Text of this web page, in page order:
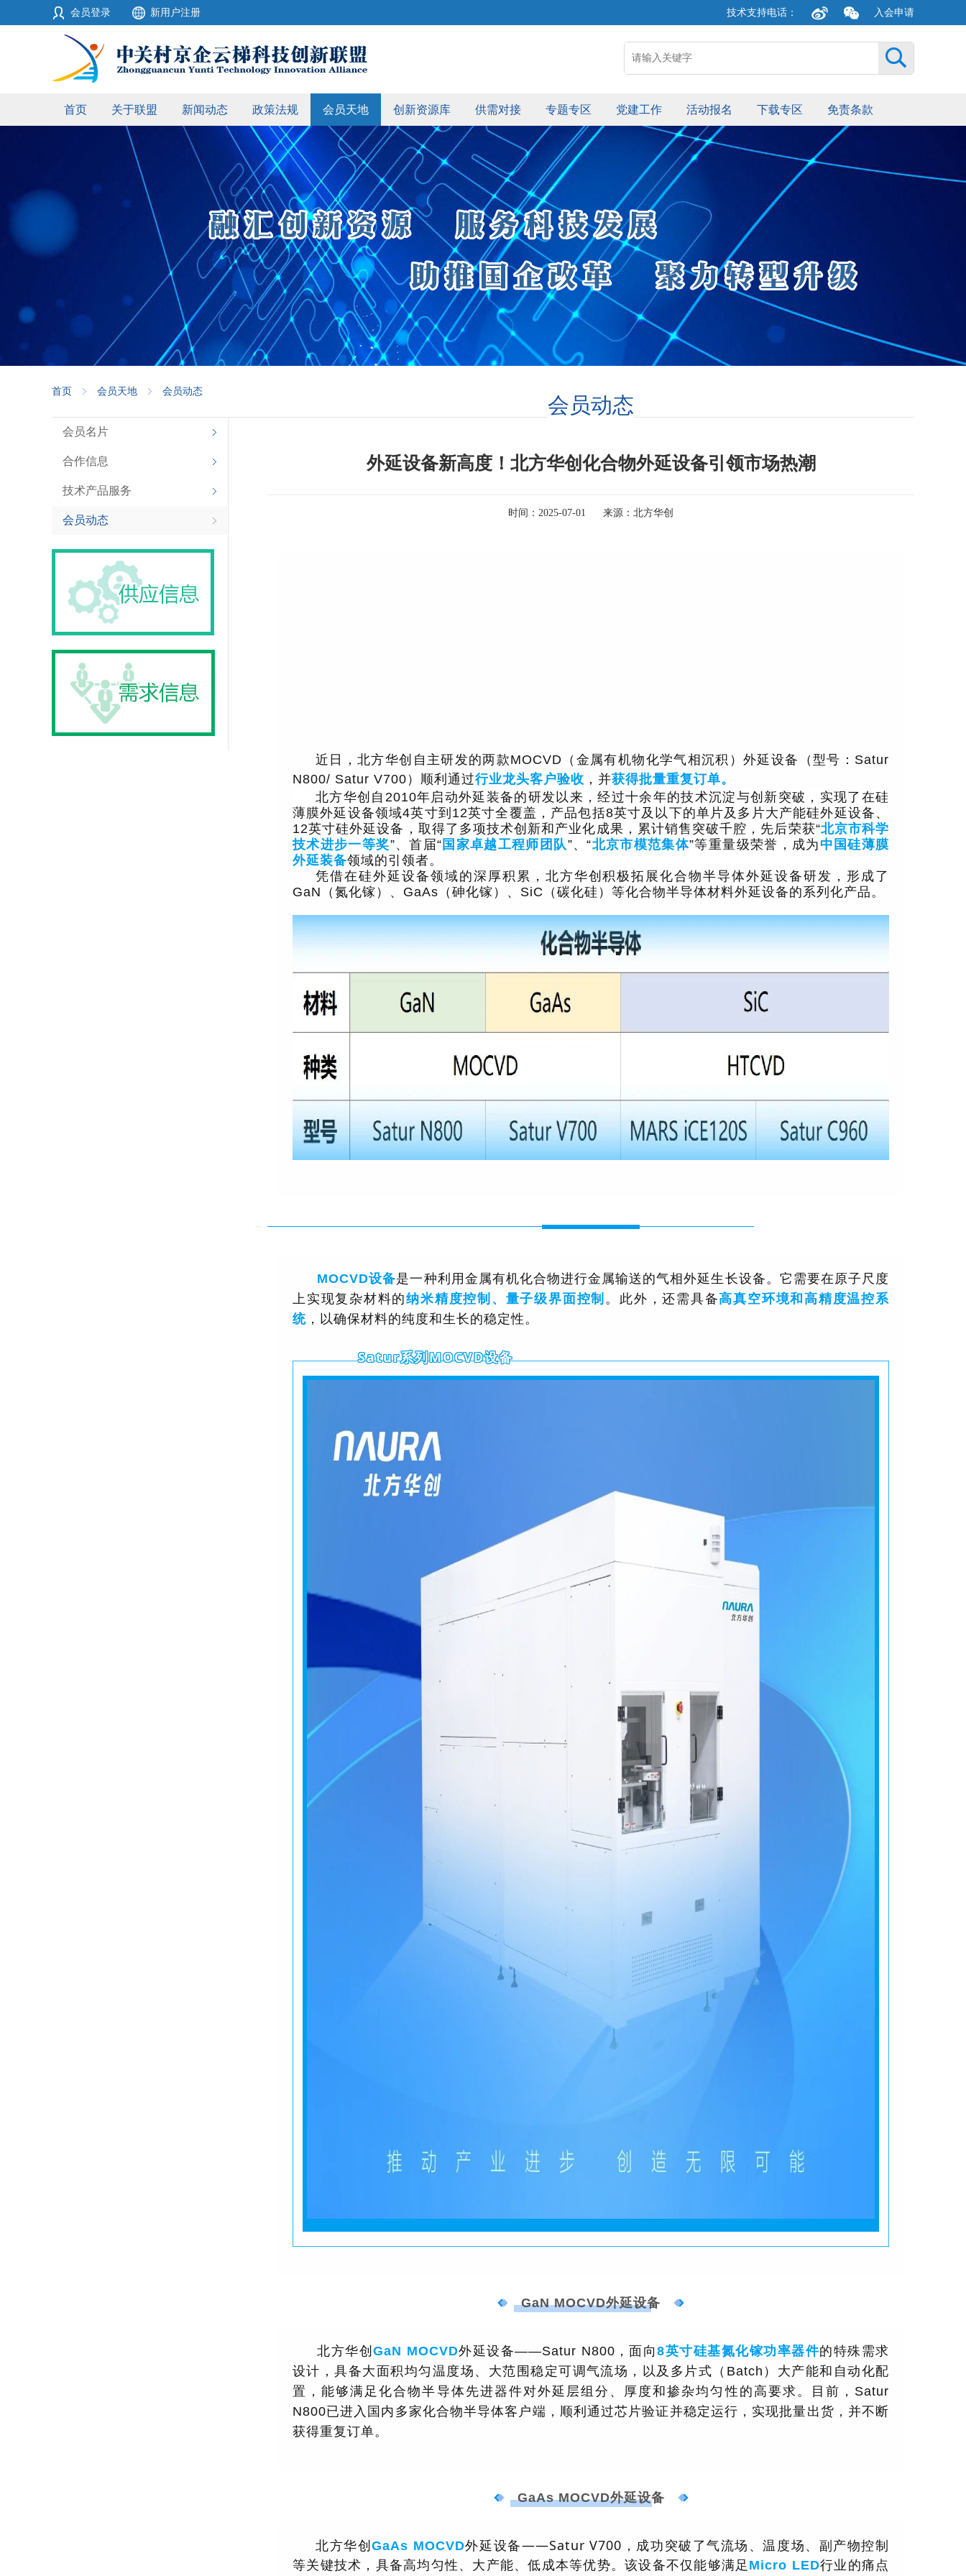
会员登录 新用户注册 技术支持电话： 入会申请
首页 关于联盟 新闻动态 政策法规 会员天地 创新资源库 供需对接 专题专区 党建工作 活动报名 下载专区 免责条款
首页 会员天地 会员动态
会员名片
合作信息
技术产品服务
会员动态
会员动态
外延设备新高度！北方华创化合物外延设备引领市场热潮
时间： 2025-07-01 来源： 北方华创
近日，北方华创自主研发的两款MOCVD（金属有机物化学气相沉积）外延设备（型号：Satur
N800/ Satur V700）顺利通过行业龙头客户验收 ，并获得批量重复订单。
北方华创自2010年启动外延装备的研发以来，经过十余年的技术沉淀与创新突破，实现了在硅
薄膜外延设备领域4英寸到12英寸全覆盖，产品包括8英寸及以下的单片及多片大产能硅外延设备、
12英寸硅外延设备，取得了多项技术创新和产业化成果，累计销售突破千腔，先后荣获“北京市科学
技术进步一等奖”、首届“ 国家卓越工程师团队”、“北京市模范集体”等重量级荣誉，成为 中国硅薄膜
外延装备领域的引领者。
凭借在硅外延设备领域的深厚积累，北方华创积极拓展化合物半导体外延设备研发，形成了
GaN（ 氮化镓 ）、GaAs（砷化镓）、SiC（碳化硅）等化合物半导体材料外延设备的系列化产品。
MOCVD设备是一种利用金属有机化合物进行金属输送的气相外延生长设备。它需要在原子尺度
上实现复杂材料的纳米精度控制、量子级界面控制 。此外，还需具备高真空环境和高精度温控系
统 ，以确保材料的纯度和生长的稳定性。
Satur系列MOCVD设备
GaN MOCVD外延设备
北方华创GaN MOCVD外延设备——Satur N800，面向8英寸硅基氮化镓功率器件的特殊需求
设计，具备大面积均匀温度场、大范围稳定可调气流场，以及多片式（Batch）大产能和自动化配
置，能够满足化合物半导体先进器件对外延层组分、厚度和掺杂均匀性的高要求。目前，Satur
N800已进入国内多家化合物半导体客户端，顺利通过芯片验证并稳定运行，实现批量出货，并不断
获得重复订单。
GaAs MOCVD外延设备
北方华创GaAs MOCVD外延设备——Satur V700，成功突破了气流场 、温度场、副产物控制
等关键技术，具备高均匀性、大产能、低成本等优势。该设备不仅能够满足 Micro LED行业的痛点